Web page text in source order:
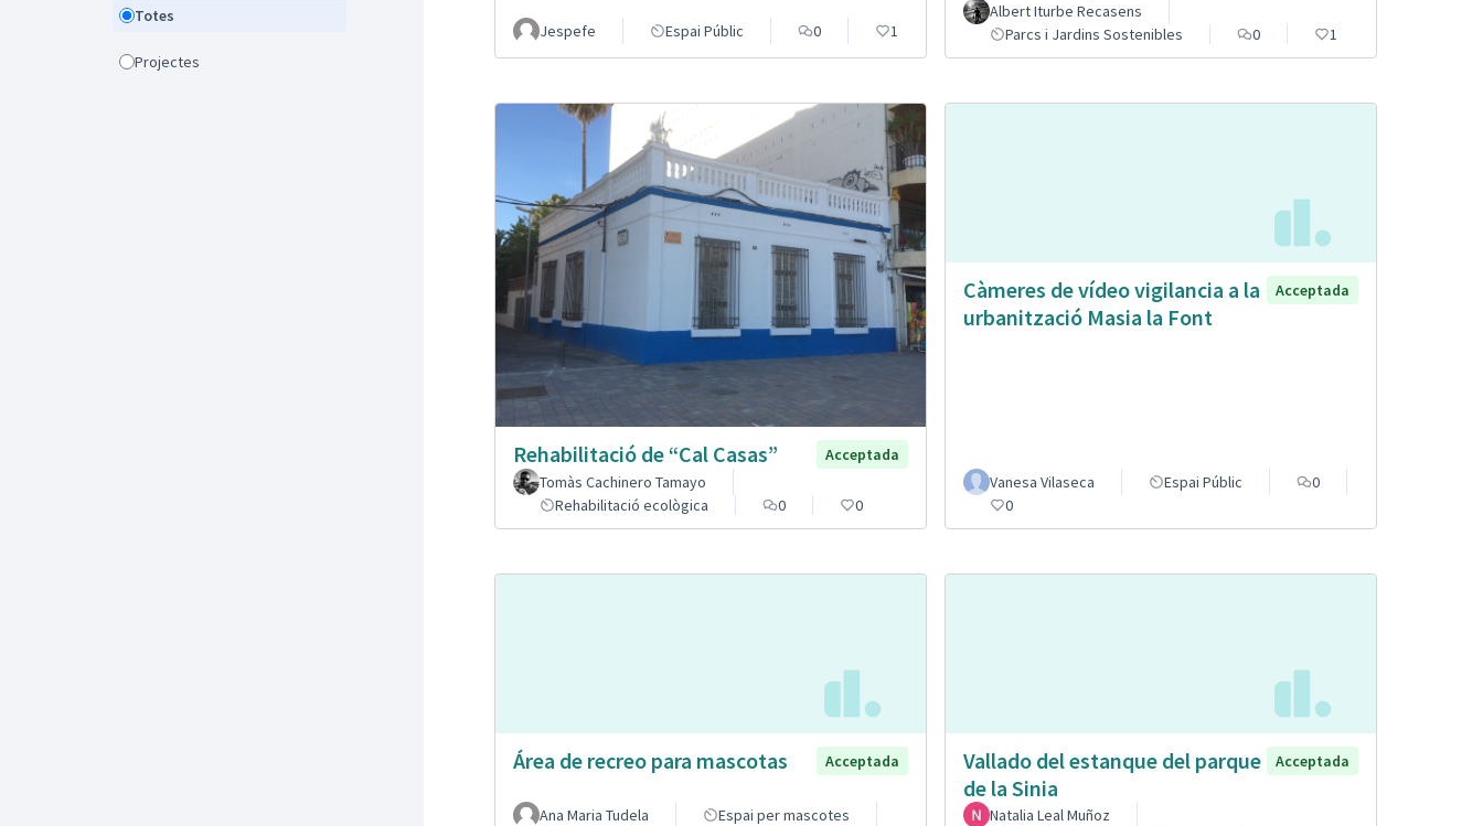
Totes
Projectes
Jespefe Espai Públic 0 1
Albert Iturbe Recasens
Parcs i Jardins Sostenibles
0 1
Rehabilitació de “Cal Casas”
Acceptada
Tomàs Cachinero Tamayo
Rehabilitació ecològica
0 0
Càmeres de vídeo vigilancia a la
urbanització Masia la Font
Acceptada
Vanesa Vilaseca Espai Públic
0
0
Área de recreo para mascotas Acceptada
Ana Maria Tudela
Espai per mascotes
Vallado del estanque del parque
de la Sinia
Acceptada
Natalia Leal Muñoz